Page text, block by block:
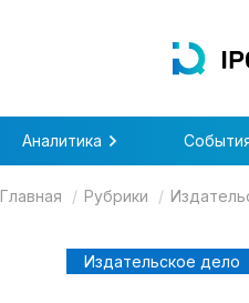
Аналитика
Главная Рубрики
Издательское дело